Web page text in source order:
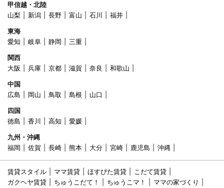
甲信越・北陸
山梨
新潟 長野 富山 石川
福井
東海
愛知
岐阜 静岡
三重
関西
大阪
兵庫 京都 滋賀 奈良
和歌山
中国
広島
岡山 鳥取 島根
山口
四国
徳島
香川 高知
愛媛
九州・沖縄
福岡
佐賀 長崎 熊本 大分 宮崎 鹿児島 沖縄
賃貸スタイル ママ賃貸 ほすぴた賃貸
こだて賃貸
ガクヘヤ賃貸
ちゅうこだて！ ちゅうこマ！ ママの家づくり